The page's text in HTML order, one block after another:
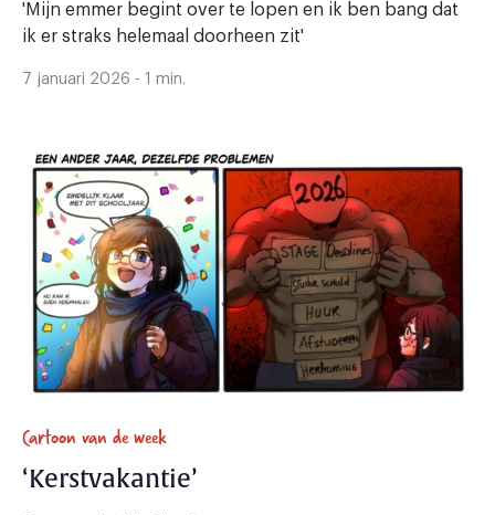
'Mijn emmer begint over te lopen en ik ben bang dat
ik er straks helemaal doorheen zit'
7 januari 2026 - 1 min.
Cartoon van de week
‘Kerstvakantie’